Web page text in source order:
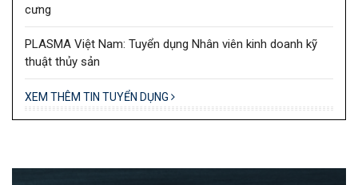
cưng
PLASMA Việt Nam: Tuyển dụng Nhân viên kinh doanh kỹ
thuật thủy sản
XEM THÊM TIN TUYỂN DỤNG